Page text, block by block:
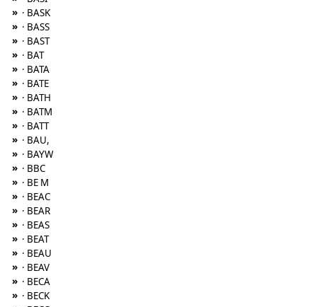
» · BASK
» · BASS
» · BAST
» · BAT
» · BATA
» · BATE
» · BATH
» · BATM
» · BATT
» · BAU,
» · BAYW
» · BBC
» · BE M
» · BEAC
» · BEAR
» · BEAS
» · BEAT
» · BEAU
» · BEAV
» · BECA
» · BECK